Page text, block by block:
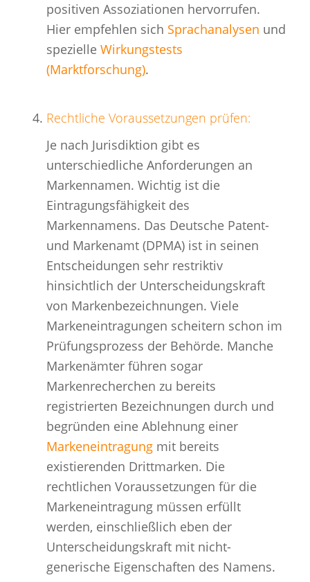
positiven Assoziationen hervorrufen.
Hier empfehlen sich Sprachanalysen und
spezielle Wirkungstests
(Marktforschung).
Rechtliche Voraussetzungen prüfen:
Je nach Jurisdiktion gibt es
unterschiedliche Anforderungen an
Markennamen. Wichtig ist die
Eintragungsfähigkeit des
Markennamens. Das Deutsche Patent-
und Markenamt (DPMA) ist in seinen
Entscheidungen sehr restriktiv
hinsichtlich der Unterscheidungskraft
von Markenbezeichnungen. Viele
Markeneintragungen scheitern schon im
Prüfungsprozess der Behörde. Manche
Markenämter führen sogar
Markenrecherchen zu bereits
registrierten Bezeichnungen durch und
begründen eine Ablehnung einer
Markeneintragungmit bereits
existierenden Drittmarken. Die
rechtlichen Voraussetzungen für die
Markeneintragung müssen erfüllt
werden, einschließlich eben der
Unterscheidungskraft mit nicht-
generische Eigenschaften des Namens.